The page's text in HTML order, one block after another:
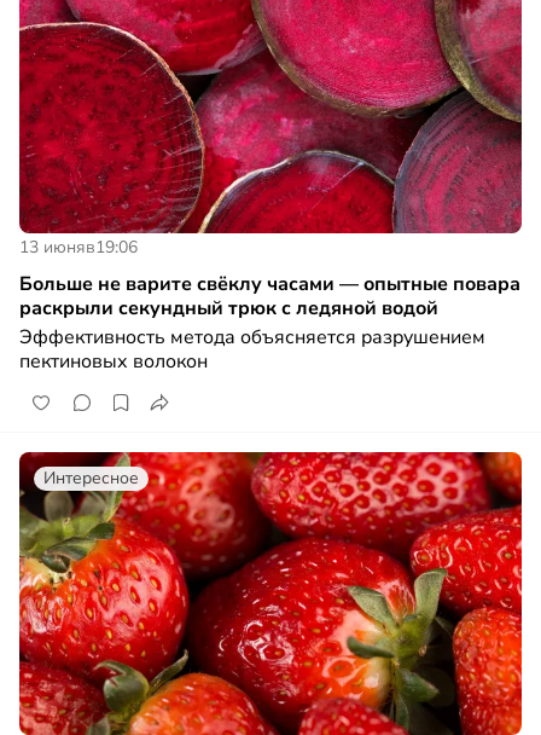
13 июняв19:06
Больше не варите свёклу часами — опытные повара
раскрыли секундный трюк с ледяной водой
Эффективность метода объясняется разрушением
пектиновых волокон
Интересное